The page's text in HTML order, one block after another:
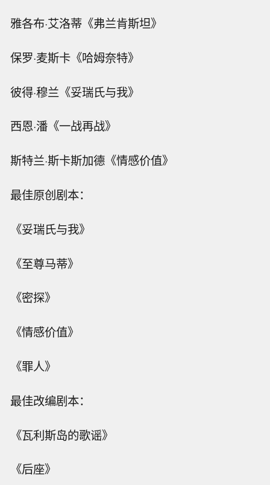
雅各布·艾洛蒂《弗兰肯斯坦》
保罗·麦斯卡《哈姆奈特》
彼得·穆兰《妥瑞氏与我》
西恩·潘《一战再战》
斯特兰·斯卡斯加德《情感价值》
最佳原创剧本：
《妥瑞氏与我》
《至尊马蒂》
《密探》
《情感价值》
《罪人》
最佳改编剧本：
《瓦利斯岛的歌谣》
《后座》